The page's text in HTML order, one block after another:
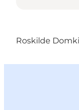
Roskilde